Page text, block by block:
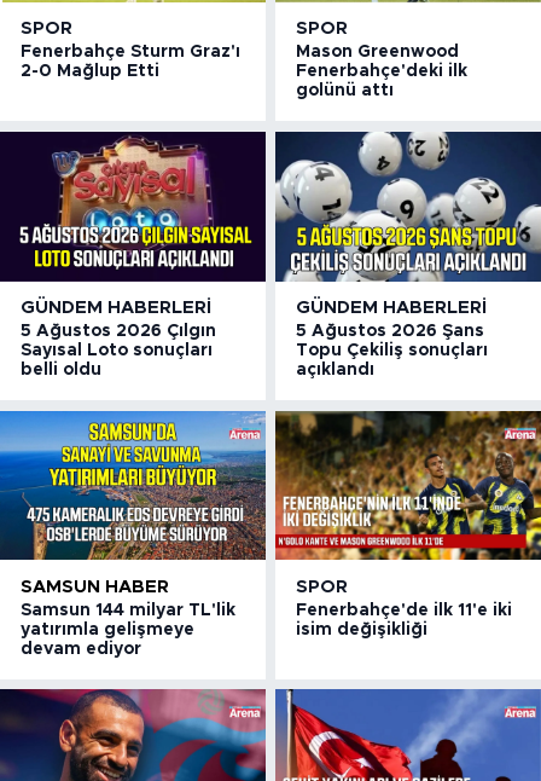
SPOR
Fenerbahçe Sturm Graz'ı
2-0 Mağlup Etti
SPOR
Mason Greenwood
Fenerbahçe'deki ilk
golünü attı
GÜNDEM HABERLERI
5 Ağustos 2026 Çılgın
Sayısal Loto sonuçları
belli oldu
GÜNDEM HABERLERI
5 Ağustos 2026 Şans
Topu Çekiliş sonuçları
açıklandı
SAMSUN HABER
Samsun 144 milyar TL'lik
yatırımla gelişmeye
devam ediyor
SPOR
Fenerbahçe'de ilk 11'e iki
isim değişikliği